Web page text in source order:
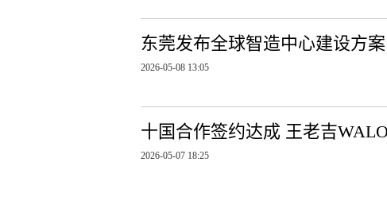
东莞发布全球智造中心建设方案
2026-05-08 13:05
十国合作签约达成 王老吉
2026-05-07 18:25